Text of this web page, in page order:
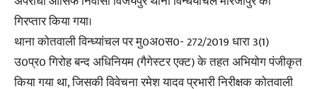
गिरप्तार किया गया।
थाना कोतवाली विन्ध्यांचल पर मु0अ0स0- 272/2019 धारा 3(1)
उ0प्र0 गिरोह बन्द अधिनियम (गैगेस्टर एक्ट) के तहत अभियोग पंजीकृत
किया गया था, जिसकी विवेचना रमेश यादव प्रभारी निरीक्षक कोतवाली